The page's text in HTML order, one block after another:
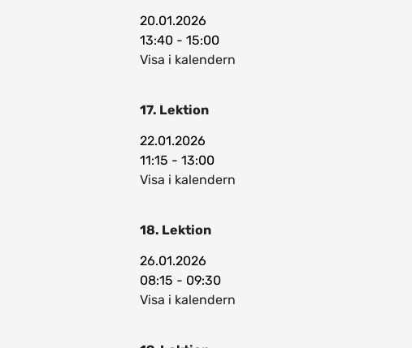
20.01.2026
13:40 - 15:00
Visa i kalendern
17. Lektion
22.01.2026
11:15 - 13:00
Visa i kalendern
18. Lektion
26.01.2026
08:15 - 09:30
Visa i kalendern